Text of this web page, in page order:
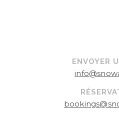
ENVOYER